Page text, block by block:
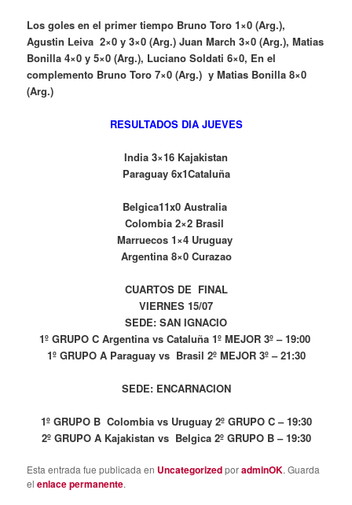
Los goles en el primer tiempo Bruno Toro 1×0 (Arg.),
Agustin Leiva 2×0 y 3×0 (Arg.) Juan March 3×0 (Arg.), Matias
Bonilla 4×0 y 5×0 (Arg.), Luciano Soldati 6×0, En el
complemento Bruno Toro 7×0 (Arg.) y Matias Bonilla 8×0
(Arg.)
RESULTADOS DIA JUEVES
India 3×16 Kajakistan
Paraguay 6x1Cataluña
Belgica11x0 Australia
Colombia 2×2 Brasil
Marruecos 1×4 Uruguay
Argentina 8×0 Curazao
CUARTOS DE FINAL
VIERNES 15/07
SEDE: SAN IGNACIO
1º GRUPO C Argentina vs Cataluña 1º MEJOR 3º – 19:00
1º GRUPO A Paraguay vs Brasil 2º MEJOR 3º – 21:30
SEDE: ENCARNACION
1º GRUPO B Colombia vs Uruguay 2º GRUPO C – 19:30
2º GRUPO A Kajakistan vs Belgica 2º GRUPO B – 19:30
Esta entrada fue publicada en UncategorizedporadminOK. Guarda
elenlace permanente.